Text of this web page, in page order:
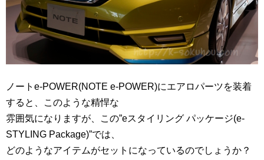
ノートe-POWER(NOTE e-POWER)にエアロパーツを装着
すると、このような精悍な
雰囲気になりますが、この”eスタイリング パッケージ(e-
STYLING Package)”では、
どのようなアイテムがセットになっているのでしょうか？